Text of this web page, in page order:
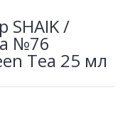
SHAIK /
№76
Tea 25 мл